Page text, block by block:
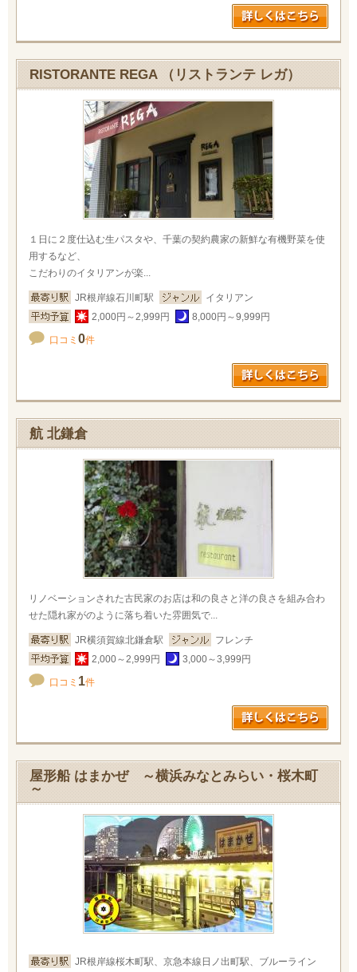
RISTORANTE REGA （リストランテ レガ）
１日に２度仕込む生パスタや、千葉の契約農家の新鮮な有機野菜を使
用するなど、
こだわりのイタリアンが楽...
JR根岸線石川町駅
イタリアン
2,000円～2,999円
8,000円～9,999円
口コミ 0件
航 北鎌倉
リノベーションされた古民家のお店は和の良さと洋の良さを組み合わ
せた隠れ家がのように落ち着いた雰囲気で...
JR横須賀線北鎌倉駅
フレンチ
2,000～2,999円
3,000～3,999円
口コミ 1件
屋形船 はまかぜ ～横浜みなとみらい・桜木町
～
JR根岸線桜木町駅、京急本線日ノ出町駅、ブルーライン